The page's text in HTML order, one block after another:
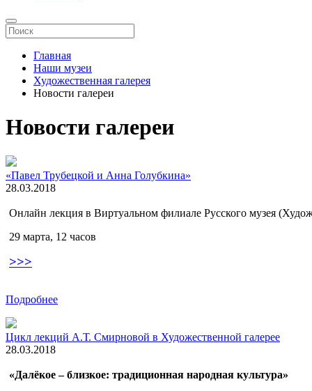
Главная
Наши музеи
Художественная галерея
Новости галереи
Новости галереи
«Павел Трубецкой и Анна Голубкина»
28.03.2018
Онлайн лекция в Виртуальном филиале Русского музея
29 марта, 12 часов
>>>
Подробнее
Цикл лекций А.Т. Смирновой в Художественной галерее
28.03.2018
«Далёкое – близкое: традиционная народная культура»